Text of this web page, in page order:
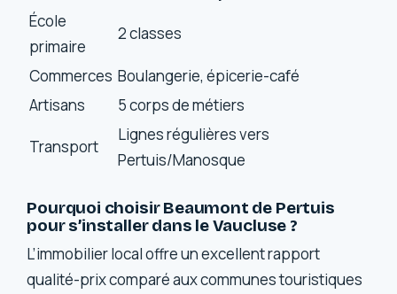
École
primaire
2 classes
Commerces Boulangerie, épicerie-café
Artisans
5 corps de métiers
Transport
Lignes régulières vers
Pertuis/Manosque
Pourquoi choisir Beaumont de Pertuis
pour s’installer dans le Vaucluse ?
L’immobilier local offre un excellent rapport
qualité-prix comparé aux communes touristiques